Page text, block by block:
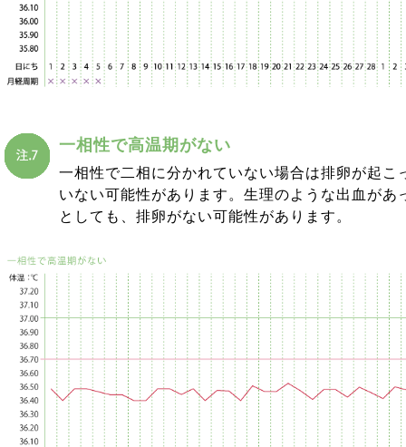
一相性で高温期がない
一相性で二相に分かれていない場合は排卵が起こ
いない可能性があります。生理のような出血があ
としても、排卵がない可能性があります。